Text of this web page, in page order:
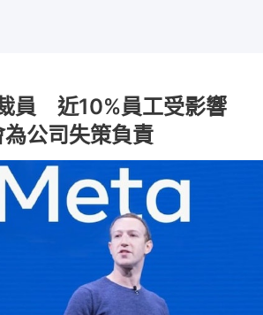
員 近10%員工受影響
公司失策負責